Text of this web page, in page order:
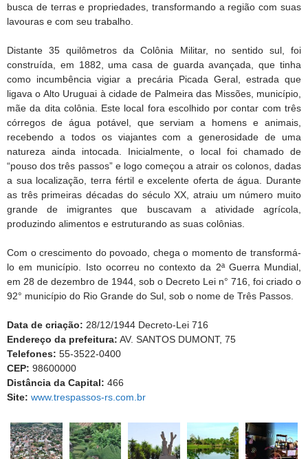
busca de terras e propriedades, transformando a região com suas
lavouras e com seu trabalho.
Distante 35 quilômetros da Colônia Militar, no sentido sul, foi
construída, em 1882, uma casa de guarda avançada, que tinha
como incumbência vigiar a precária Picada Geral, estrada que
ligava o Alto Uruguai à cidade de Palmeira das Missões, município,
mãe da dita colônia. Este local fora escolhido por contar com três
córregos de água potável, que serviam a homens e animais,
recebendo a todos os viajantes com a generosidade de uma
natureza ainda intocada. Inicialmente, o local foi chamado de
“pouso dos três passos” e logo começou a atrair os colonos, dadas
a sua localização, terra fértil e excelente oferta de água. Durante
as três primeiras décadas do século XX, atraiu um número muito
grande de imigrantes que buscavam a atividade agrícola,
produzindo alimentos e estruturando as suas colônias.
Com o crescimento do povoado, chega o momento de transformá-
lo em município. Isto ocorreu no contexto da 2ª Guerra Mundial,
em 28 de dezembro de 1944, sob o Decreto Lei n° 716, foi criado o
92° município do Rio Grande do Sul, sob o nome de Três Passos.
Data de criação: 28/12/1944 Decreto-Lei 716
Endereço da prefeitura: AV. SANTOS DUMONT, 75
Telefones: 55-3522-0400
CEP: 98600000
Distância da Capital: 466
Site: www.trespassos-rs.com.br